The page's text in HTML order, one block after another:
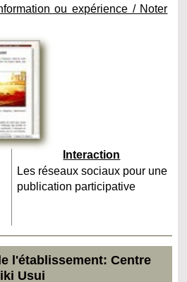
ou expérience / Noter
Interaction
Les réseaux sociaux pour une
publication participative
l'établissement: Centre
Usui